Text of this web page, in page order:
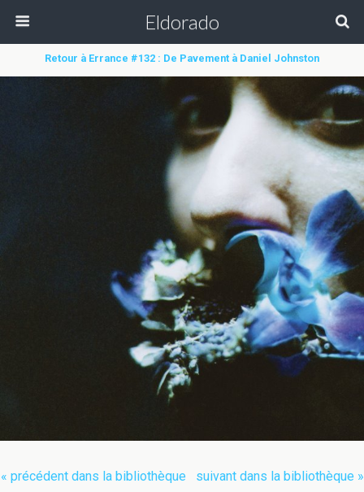
Eldorado
Retour à Errance #132 : De Pavement à Daniel Johnston
« précédent dans la bibliothèque suivant dans la bibliothèque »